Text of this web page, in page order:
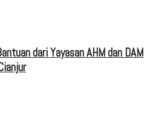
dari Yayasan AHM dan DAM